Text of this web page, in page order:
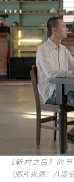
《新村之后》的
（图片来源：八度